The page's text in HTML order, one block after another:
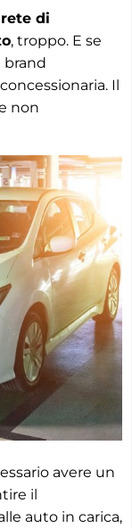
di
, troppo. E se
brand
Il
non
avere un
il
auto in carica,